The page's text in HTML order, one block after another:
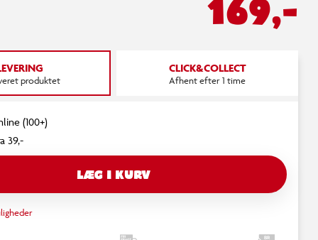
169,-
produktet
CLICK&COLLECT
Afhent efter 1 time
(100+)
39,-
LÆG I KURV